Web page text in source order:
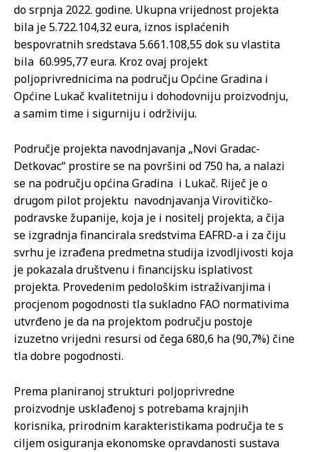
do srpnja 2022. godine. Ukupna vrijednost projekta
bila je 5.722.104,32 eura, iznos isplaćenih
bespovratnih sredstava 5.661.108,55 dok su vlastita
bila 60.995,77 eura. Kroz ovaj projekt
poljoprivrednicima na području Općine Gradina i
Općine Lukač kvalitetniju i dohodovniju proizvodnju,
a samim time i sigurniju i održiviju.
Područje projekta navodnjavanja „Novi Gradac-
Detkovac“ prostire se na površini od 750 ha, a nalazi
se na području općina Gradina i Lukač. Riječ je o
drugom pilot projektu navodnjavanja Virovitičko-
podravske županije, koja je i nositelj projekta, a čija
se izgradnja financirala sredstvima EAFRD-a i za čiju
svrhu je izrađena predmetna studija izvodljivosti koja
je pokazala društvenu i financijsku isplativost
projekta. Provedenim pedološkim istraživanjima i
procjenom pogodnosti tla sukladno FAO normativima
utvrđeno je da na projektom području postoje
izuzetno vrijedni resursi od čega 680,6 ha (90,7%) čine
tla dobre pogodnosti.
Prema planiranoj strukturi poljoprivredne
proizvodnje usklađenoj s potrebama krajnjih
korisnika, prirodnim karakteristikama područja te s
ciljem osiguranja ekonomske opravdanosti sustava